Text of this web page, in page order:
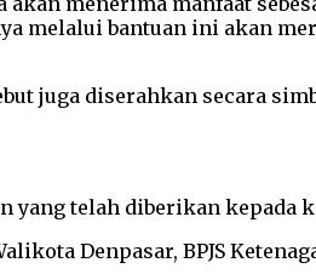
melalui bantuan ini akan
juga diserahkan secara
yang telah diberikan kepada
Denpasar, BPJS